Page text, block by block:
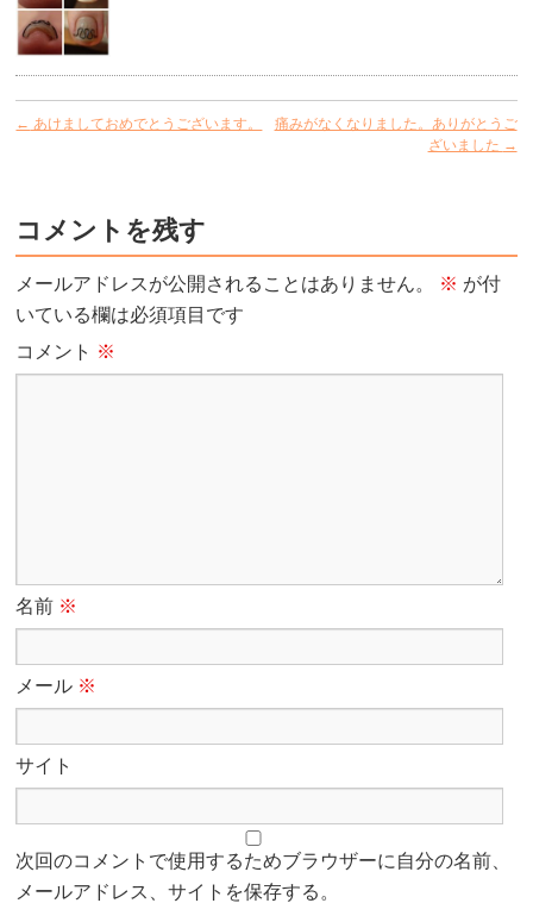
← あけましておめでとうございます。
痛みがなくなりました。ありがとうご
ざいました →
コメントを残す
メールアドレスが公開されることはありません。 ※ が付
いている欄は必須項目です
コメント ※
名前 ※
メール ※
サイト
次回のコメントで使用するためブラウザーに自分の名前、
メールアドレス、サイトを保存する。